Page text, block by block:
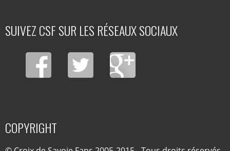
SUIVEZ CSF SUR LES RÉSEAUX SOCIAUX
COPYRIGHT